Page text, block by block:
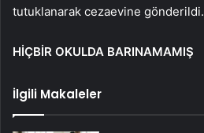
tutuklanarak cezaevine gönderildi.
HİÇBİR OKULDA BARINAMAMIŞ
İlgili Makaleler